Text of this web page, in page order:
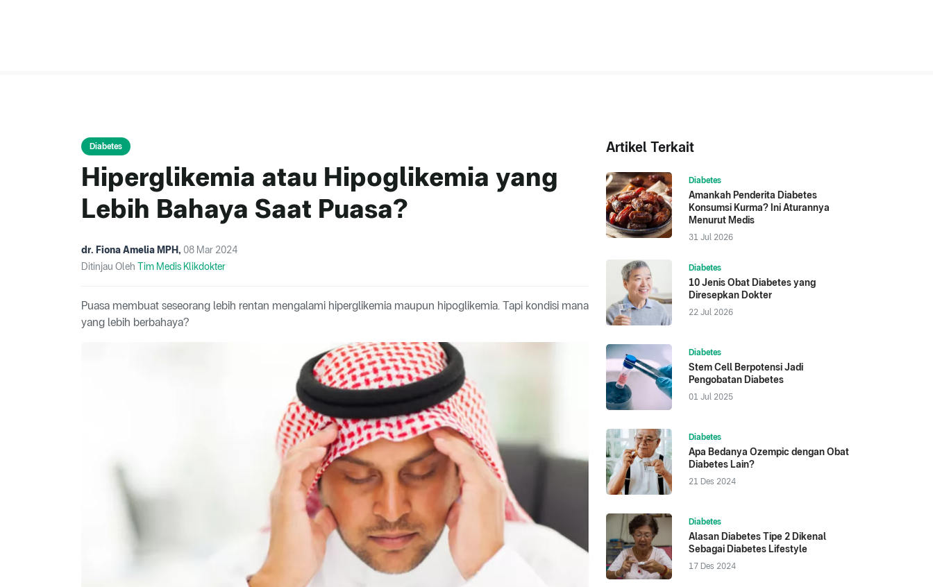
Diabetes
Hiperglikemia atau Hipoglikemia yang
Lebih Bahaya Saat Puasa?
dr. Fiona Amelia MPH, 08 Mar 2024
Ditinjau Oleh Tim Medis Klikdokter
Puasa membuat seseorang lebih rentan mengalami hiperglikemia maupun hipoglikemia. Tapi kondisi mana
yang lebih berbahaya?
Artikel Terkait
Diabetes
Amankah Penderita Diabetes
Konsumsi Kurma? Ini Aturannya
Menurut Medis
31 Jul 2026
Diabetes
10 Jenis Obat Diabetes yang
Diresepkan Dokter
22 Jul 2026
Diabetes
Stem Cell Berpotensi Jadi
Pengobatan Diabetes
01 Jul 2025
Diabetes
Apa Bedanya Ozempic dengan Obat
Diabetes Lain?
21 Des 2024
Diabetes
Alasan Diabetes Tipe 2 Dikenal
Sebagai Diabetes Lifestyle
17 Des 2024